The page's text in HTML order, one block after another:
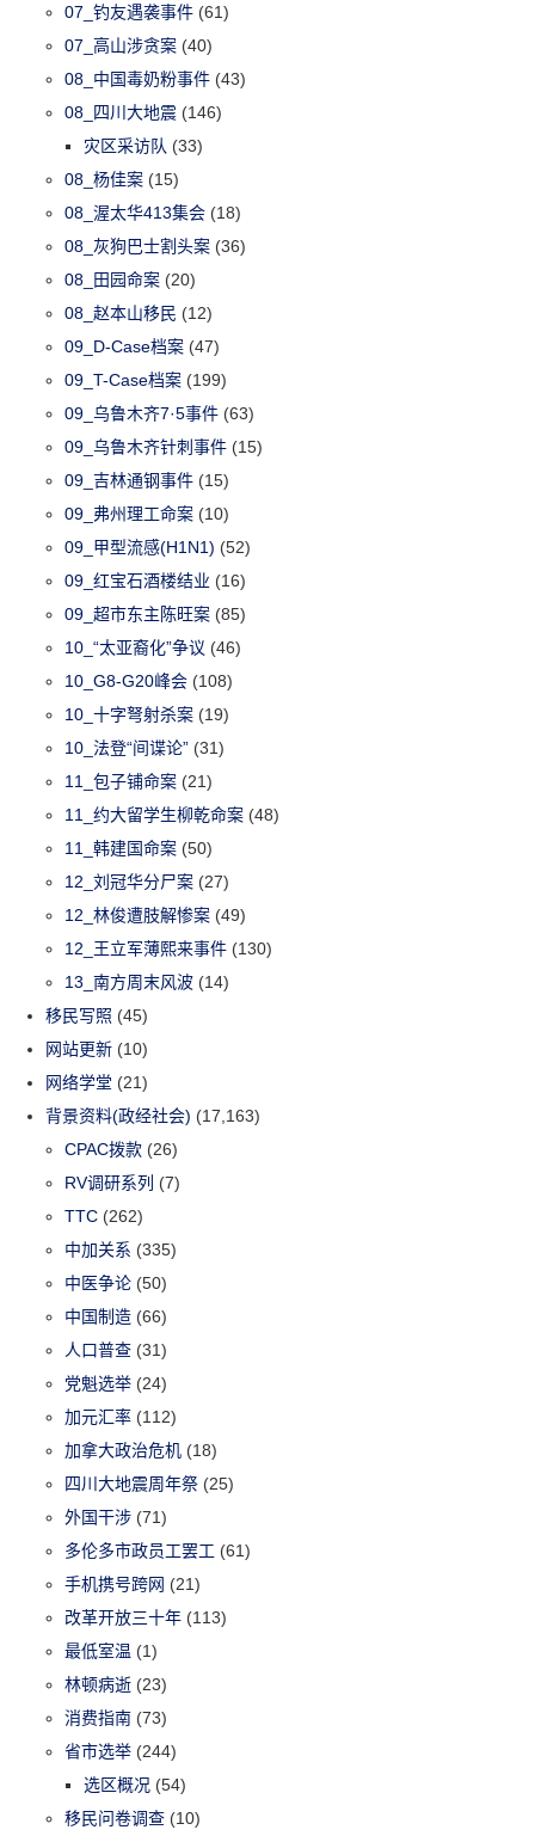
07_钓友遇袭事件 (61)
07_高山涉贪案 (40)
08_中国毒奶粉事件 (43)
08_四川大地震 (146)
灾区采访队 (33)
08_杨佳案 (15)
08_渥太华413集会 (18)
08_灰狗巴士割头案 (36)
08_田园命案 (20)
08_赵本山移民 (12)
09_D-Case档案 (47)
09_T-Case档案 (199)
09_乌鲁木齐7·5事件 (63)
09_乌鲁木齐针刺事件 (15)
09_吉林通钢事件 (15)
09_弗州理工命案 (10)
09_甲型流感(H1N1) (52)
09_红宝石酒楼结业 (16)
09_超市东主陈旺案 (85)
10_“太亚裔化”争议 (46)
10_G8-G20峰会 (108)
10_十字弩射杀案 (19)
10_法登“间谍论” (31)
11_包子铺命案 (21)
11_约大留学生柳乾命案 (48)
11_韩建国命案 (50)
12_刘冠华分尸案 (27)
12_林俊遭肢解惨案 (49)
12_王立军薄熙来事件 (130)
13_南方周末风波 (14)
移民写照 (45)
网站更新 (10)
网络学堂 (21)
背景资料(政经社会) (17,163)
CPAC拨款 (26)
RV调研系列 (7)
TTC (262)
中加关系 (335)
中医争论 (50)
中国制造 (66)
人口普查 (31)
党魁选举 (24)
加元汇率 (112)
加拿大政治危机 (18)
四川大地震周年祭 (25)
外国干涉 (71)
多伦多市政员工罢工 (61)
手机携号跨网 (21)
改革开放三十年 (113)
最低室温 (1)
林顿病逝 (23)
消费指南 (73)
省市选举 (244)
选区概况 (54)
移民问卷调查 (10)